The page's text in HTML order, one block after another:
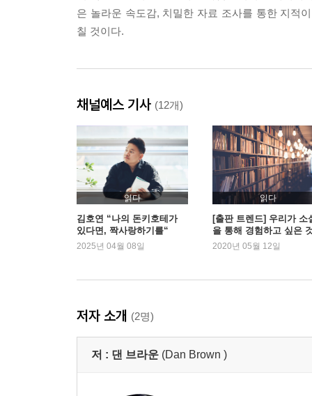
은 놀라운 속도감, 치밀한 자료 조사를 통한 지적
칠 것이다.
채널예스 기사 (12개)
읽다
김호연 “나의 돈키호테가
있다면, 짝사랑하기를“
2025년 04월 08일
읽다
[출판 트렌드] 우리가 소
을 통해 경험하고 싶은
2020년 05월 12일
저자 소개 (2명)
저 : 댄 브라운 (Dan Brown )